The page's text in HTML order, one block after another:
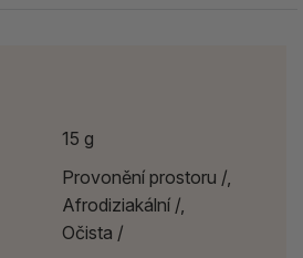
15 g
Provonění prostoru /,
Afrodiziakální /,
Očista /